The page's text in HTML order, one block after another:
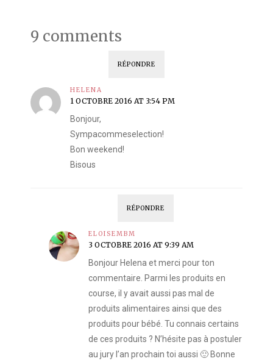
9 comments
RÉPONDRE
HELENA
1 OCTOBRE 2016 AT 3:54 PM
Bonjour,
Sympacommeselection!
Bon weekend!
Bisous
RÉPONDRE
ELOISEMBM
3 OCTOBRE 2016 AT 9:39 AM
Bonjour Helena et merci pour ton
commentaire. Parmi les produits en
course, il y avait aussi pas mal de
produits alimentaires ainsi que des
produits pour bébé. Tu connais certains
de ces produits ? N’hésite pas à postuler
au jury l’an prochain toi aussi 🙂 Bonne